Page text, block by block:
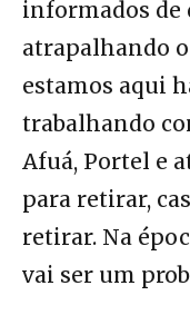
informados de
atrapalhando
estamos aqui
trabalhando
Afuá, Portel e
para retirar,
retirar. Na
vai ser um